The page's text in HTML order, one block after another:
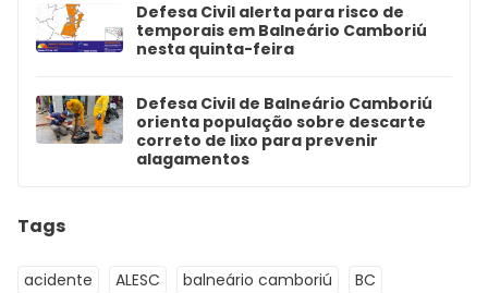
Defesa Civil alerta para risco de
temporais em Balneário Camboriú
nesta quinta-feira
Defesa Civil de Balneário Camboriú
orienta população sobre descarte
correto de lixo para prevenir
alagamentos
Tags
acidente ALESC balneário camboriú
BC